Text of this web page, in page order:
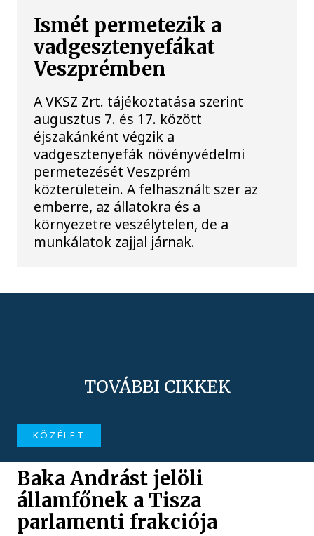
Ismét permetezik a
vadgesztenyefákat
Veszprémben
A VKSZ Zrt. tájékoztatása szerint
augusztus 7. és 17. között
éjszakánként végzik a
vadgesztenyefák növényvédelmi
permetezését Veszprém
közterületein. A felhasznált szer az
emberre, az állatokra és a
környezetre veszélytelen, de a
munkálatok zajjal járnak.
TOVÁBBI CIKKEK
KÖZÉLET
Baka Andrást jelöli
államfőnek a Tisza
parlamenti frakciója